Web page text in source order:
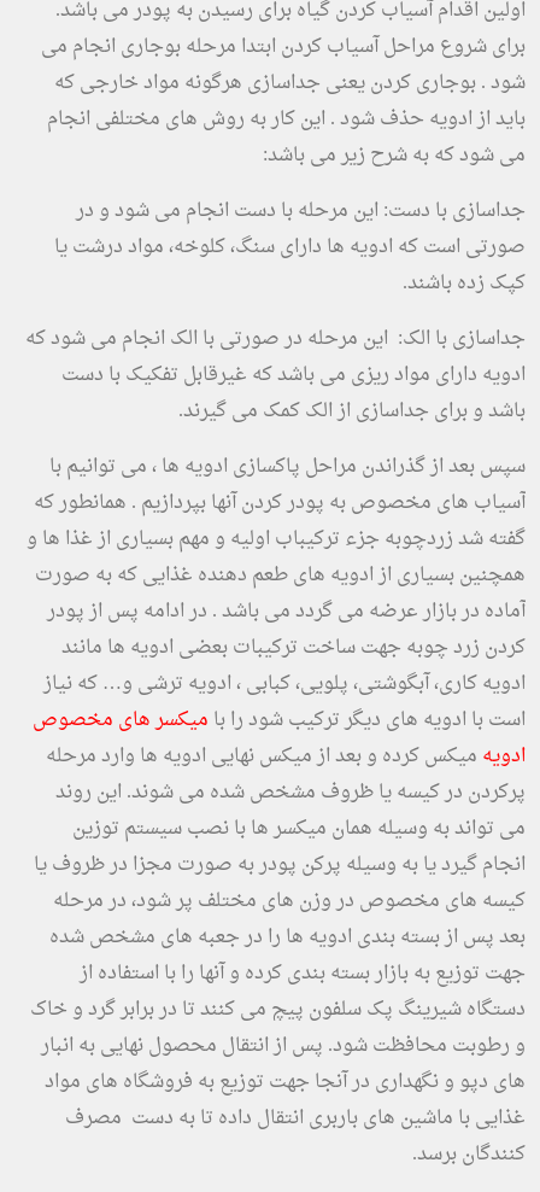
اولین اقدام آسیاب کردن گیاه برای رسیدن به پودر می باشد.
برای شروع مراحل آسیاب کردن ابتدا مرحله بوجاری انجام می
شود . بوجاری کردن یعنی جداسازی هرگونه مواد خارجی که
باید از ادویه حذف شود . این کار به روش های مختلفی انجام
می شود که به شرح زیر می باشد:
جداسازی با دست: این مرحله با دست انجام می شود و در
صورتی است که ادویه ها دارای سنگ، کلوخه، مواد درشت یا
کپک زده باشند.
جداسازی با الک: این مرحله در صورتی با الک انجام می شود که
ادویه دارای مواد ریزی می باشد که غیرقابل تفکیک با دست
باشد و برای جداسازی از الک کمک می گیرند.
سپس بعد از گذراندن مراحل پاکسازی ادویه ها ، می توانیم با
آسیاب های مخصوص به پودر کردن آنها بپردازیم . همانطور که
گفته شد زردچوبه جزء ترکیباب اولیه و مهم بسیاری از غذا ها و
همچنین بسیاری از ادویه های طعم دهنده غذایی که به صورت
آماده در بازار عرضه می گردد می باشد . در ادامه پس از پودر
کردن زرد چوبه جهت ساخت ترکیبات بعضی ادویه ها مانند
ادویه کاری، آبگوشتی، پلویی، کبابی ، ادویه ترشی و… که نیاز
است با ادویه های دیگر ترکیب شود را با میکسر های مخصوص
ادویه میکس کرده و بعد از میکس نهایی ادویه ها وارد مرحله
پرکردن در کیسه یا ظروف مشخص شده می شوند. این روند
می تواند به وسیله همان میکسر ها با نصب سیستم توزین
انجام گیرد یا به وسیله پرکن پودر به صورت مجزا در ظروف یا
کیسه های مخصوص در وزن های مختلف پر شود، در مرحله
بعد پس از بسته بندی ادویه ها را در جعبه های مشخص شده
جهت توزیع به بازار بسته بندی کرده و آنها را با استفاده از
دستگاه شیرینگ پک سلفون پیچ می کنند تا در برابر گرد و خاک
و رطوبت محافظت شود. پس از انتقال محصول نهایی به انبار
های دپو و نگهداری در آنجا جهت توزیع به فروشگاه های مواد
غذایی با ماشین های باربری انتقال داده تا به دست مصرف
کنندگان برسد.